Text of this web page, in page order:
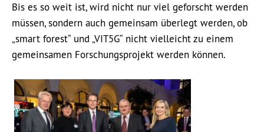
Bis es so weit ist, wird nicht nur viel geforscht werden
müssen, sondern auch gemeinsam überlegt werden, ob
„smart forest“ und „VIT5G“ nicht vielleicht zu einem
gemeinsamen Forschungsprojekt werden können.